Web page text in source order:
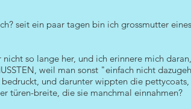
seit ein paar tagen bin ich grossmutter
so lange her, und ich erinnere mich
weil man sonst "einfach nicht
und darunter wippten die
türen-breite, die sie manchmal einnahmen?